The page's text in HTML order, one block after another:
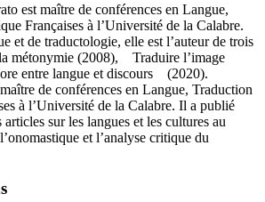
est maître de conférences en Langue,
Françaises à l’Université de la Calabre.
et de traductologie, elle est l’auteur de trois
métonymie (2008), Traduire l’image
entre langue et discours (2020).
de conférences en Langue, Traduction
à l’Université de la Calabre. Il a publié
sur les langues et les cultures au
et l’analyse critique du